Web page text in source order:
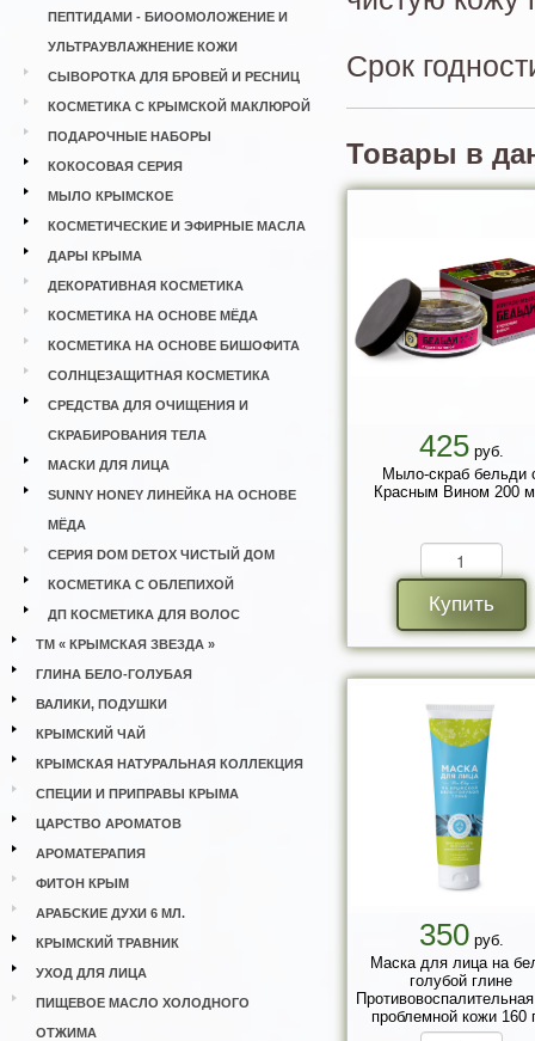
ПЕПТИДАМИ - БИООМОЛОЖЕНИЕ И
УЛЬТРАУВЛАЖНЕНИЕ КОЖИ
СЫВОРОТКА ДЛЯ БРОВЕЙ И РЕСНИЦ
КОСМЕТИКА С КРЫМСКОЙ МАКЛЮРОЙ
ПОДАРОЧНЫЕ НАБОРЫ
КОКОСОВАЯ СЕРИЯ
МЫЛО КРЫМСКОЕ
КОСМЕТИЧЕСКИЕ И ЭФИРНЫЕ МАСЛА
ДАРЫ КРЫМА
ДЕКОРАТИВНАЯ КОСМЕТИКА
КОСМЕТИКА НА ОСНОВЕ МЁДА
КОСМЕТИКА НА ОСНОВЕ БИШОФИТА
СОЛНЦЕЗАЩИТНАЯ КОСМЕТИКА
СРЕДСТВА ДЛЯ ОЧИЩЕНИЯ И
СКРАБИРОВАНИЯ ТЕЛА
МАСКИ ДЛЯ ЛИЦА
SUNNY HONEY ЛИНЕЙКА НА ОСНОВЕ
МЁДА
СЕРИЯ DOM DETOX ЧИСТЫЙ ДОМ
КОСМЕТИКА С ОБЛЕПИХОЙ
ДП КОСМЕТИКА ДЛЯ ВОЛОС
ТМ « КРЫМСКАЯ ЗВЕЗДА »
ГЛИНА БЕЛО-ГОЛУБАЯ
ВАЛИКИ, ПОДУШКИ
КРЫМСКИЙ ЧАЙ
КРЫМСКАЯ НАТУРАЛЬНАЯ КОЛЛЕКЦИЯ
СПЕЦИИ И ПРИПРАВЫ КРЫМА
ЦАРСТВО АРОМАТОВ
АРОМАТЕРАПИЯ
ФИТОН КРЫМ
АРАБСКИЕ ДУХИ 6 МЛ.
КРЫМСКИЙ ТРАВНИК
УХОД ДЛЯ ЛИЦА
ПИЩЕВОЕ МАСЛО ХОЛОДНОГО
ОТЖИМА
Срок
Товары в
425руб.
Мыло-скраб бельди
Красным Вином 200
Купить
350руб.
Маска для лица на
голубой глине
проблемной кожи 160